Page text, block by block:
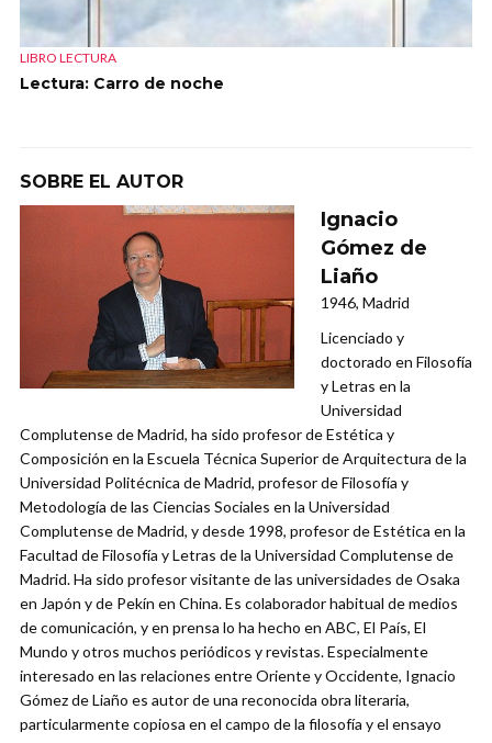
LIBRO LECTURA
Lectura: Carro de noche
SOBRE EL AUTOR
Ignacio
Gómez de
Liaño
1946, Madrid
Licenciado y
doctorado en Filosofía
y Letras en la
Universidad
Complutense de Madrid, ha sido profesor de Estética y
Composición en la Escuela Técnica Superior de Arquitectura de la
Universidad Politécnica de Madrid, profesor de Filosofía y
Metodología de las Ciencias Sociales en la Universidad
Complutense de Madrid, y desde 1998, profesor de Estética en la
Facultad de Filosofía y Letras de la Universidad Complutense de
Madrid. Ha sido profesor visitante de las universidades de Osaka
en Japón y de Pekín en China. Es colaborador habitual de medios
de comunicación, y en prensa lo ha hecho en ABC, El País, El
Mundo y otros muchos periódicos y revistas. Especialmente
interesado en las relaciones entre Oriente y Occidente, Ignacio
Gómez de Liaño es autor de una reconocida obra literaria,
particularmente copiosa en el campo de la filosofía y el ensayo